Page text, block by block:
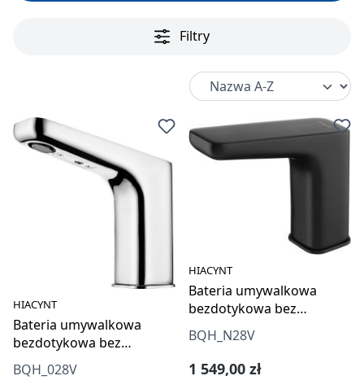
Filtry
HIACYNT
Bateria umywalkowa
bezdotykowa bez
regulacji temperatury -
230/6V
BQH_028V
HIACYNT
Bateria umywalkowa
bezdotykowa bez
regulacji temperatury -
230/6V
BQH_N28V
Cena regularna:
1 549,00 zł